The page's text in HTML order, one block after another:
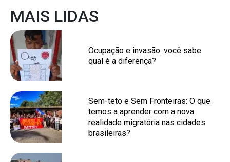
MAIS LIDAS
Ocupação e invasão: você sabe
qual é a diferença?
Sem-teto e Sem Fronteiras: O que
temos a aprender com a nova
realidade migratória nas cidades
brasileiras?